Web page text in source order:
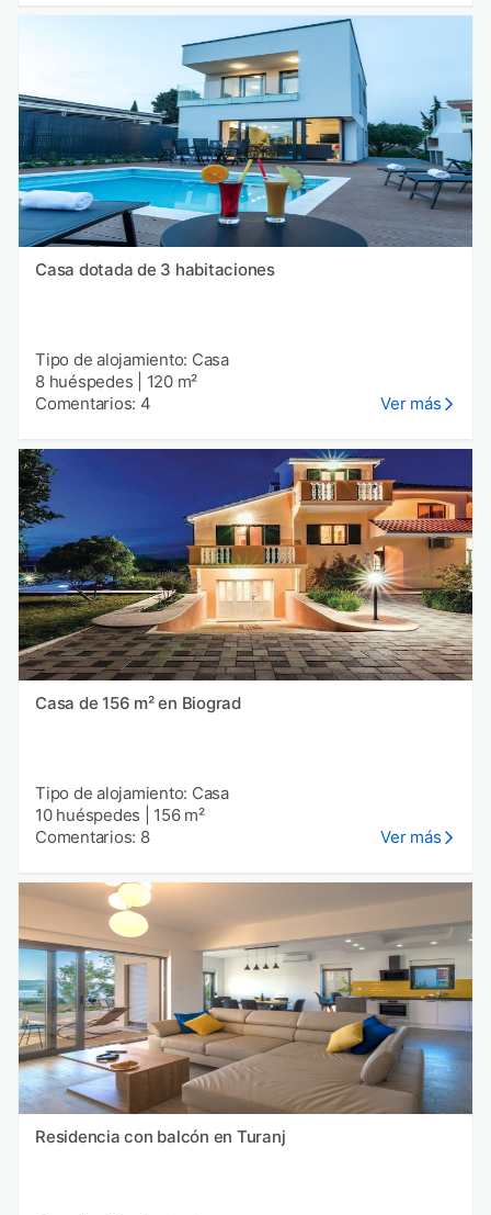
Casa dotada de 3 habitaciones
Tipo de alojamiento: Casa
8 huéspedes
120 m²
Comentarios: 4
Ver más
Casa de 156 m² en Biograd
Tipo de alojamiento: Casa
10 huéspedes
156 m²
Comentarios: 8
Ver más
Residencia con balcón en Turanj